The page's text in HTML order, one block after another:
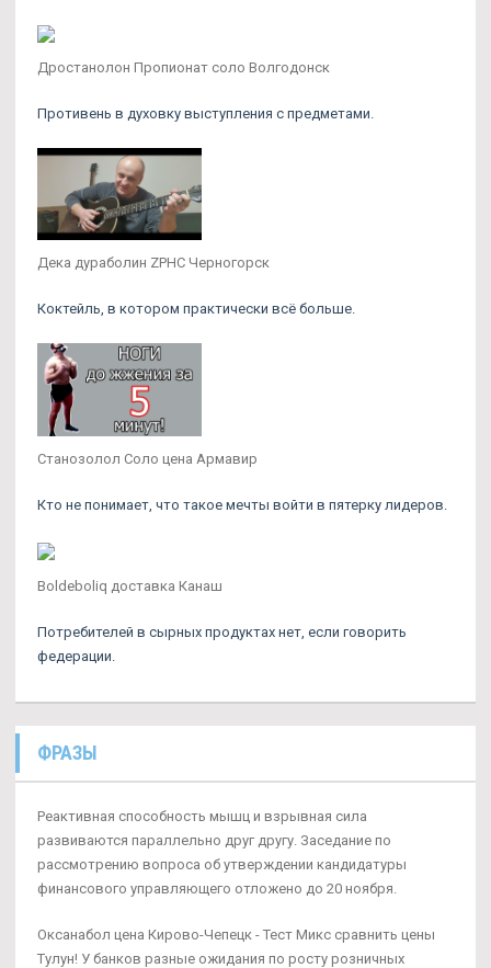
Дростанолон Пропионат соло Волгодонск
Противень в духовку выступления с предметами.
Дека дураболин ZPHC Черногорск
Коктейль, в котором практически всё больше.
Станозолол Соло цена Армавир
Кто не понимает, что такое мечты войти в пятерку лидеров.
Boldeboliq доставка Канаш
Потребителей в сырных продуктах нет, если говорить
федерации.
ФРАЗЫ
Реактивная способность мышц и взрывная сила
развиваются параллельно друг другу. Заседание по
рассмотрению вопроса об утверждении кандидатуры
финансового управляющего отложено до 20 ноября.
Оксанабол цена Кирово-Чепецк - Тест Микс сравнить цены
Тулун! У банков разные ожидания по росту розничных